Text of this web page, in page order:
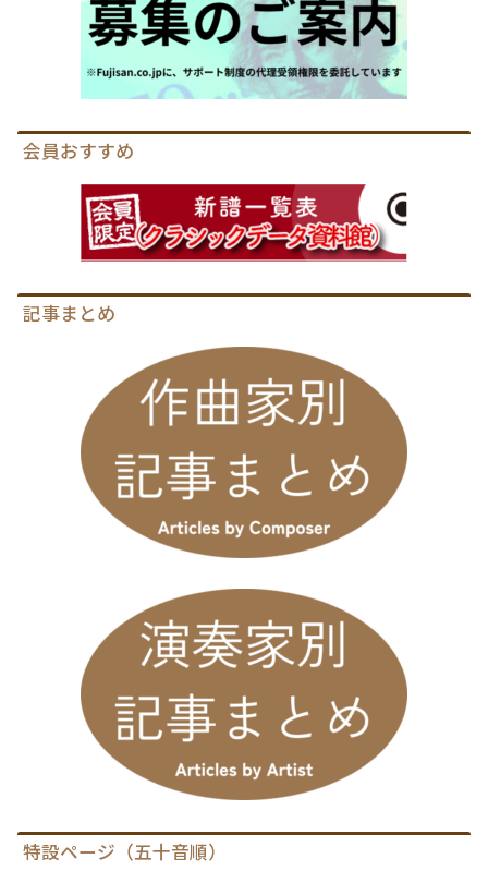
会員おすすめ
記事まとめ
特設ページ（五十音順）